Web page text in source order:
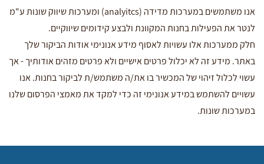
אנו משתמשים במערכות מדידה (analyitcs) ומערכות שיווק שונות ע"מ
לנטר את הפעילות בחנות המקוונת ולבצע קידומים שיווקיים.
חלק ממערכות אלו עשויות לאסוף מידע אנונימי אודות הביקור שלך
באתר. מידע זה לא יכלול פרטים אישיים ולא פרטים מזהים אודותיך - אך
עשוי לכלול זיהוי של המכשיר בו את/ה משתמש/ת לביקור בחנות. אנו
עשויים להשתמש במידע אנונימי זה כדי למקד את מאמצי הפרסום שלנו
במערכות שונות.